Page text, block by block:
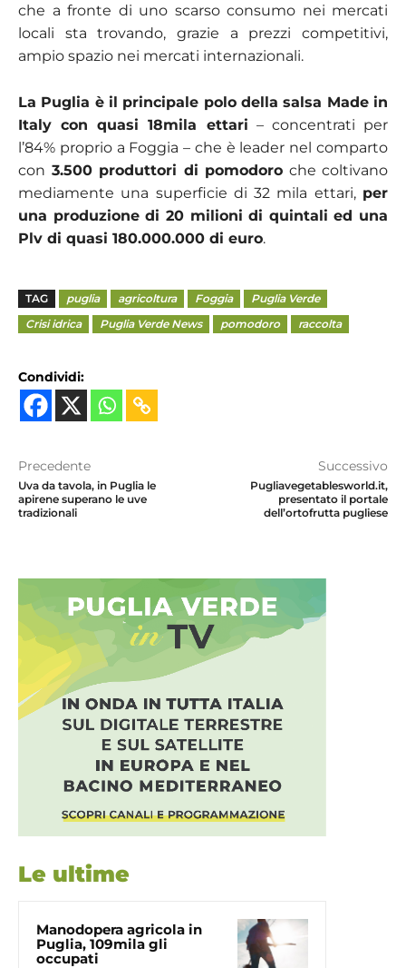
che a fronte di uno scarso consumo nei mercati
locali sta trovando, grazie a prezzi competitivi,
ampio spazio nei mercati internazionali.
La Puglia è il principale polo della salsa Made in
Italy con quasi 18mila ettari – concentrati per
l’84% proprio a Foggia – che è leader nel comparto
con 3.500 produttori di pomodoro che coltivano
mediamente una superficie di 32 mila ettari, per
una produzione di 20 milioni di quintali ed una
Plv di quasi 180.000.000 di euro.
TAG puglia agricoltura Foggia
Puglia Verde
Crisi idrica
Puglia Verde News pomodoro raccolta
Condividi:
Precedente
Uva da tavola, in Puglia le
apirene superano le uve
tradizionali
Successivo
Pugliavegetablesworld.it,
presentato il portale
dell’ortofrutta pugliese
Le ultime
Manodopera agricola in
Puglia, 109mila gli
occupati